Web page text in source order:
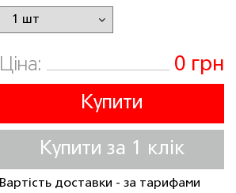
Ціна: 0 грн
Купити
Купити за 1 клiк
Вартість доставки - за тарифами